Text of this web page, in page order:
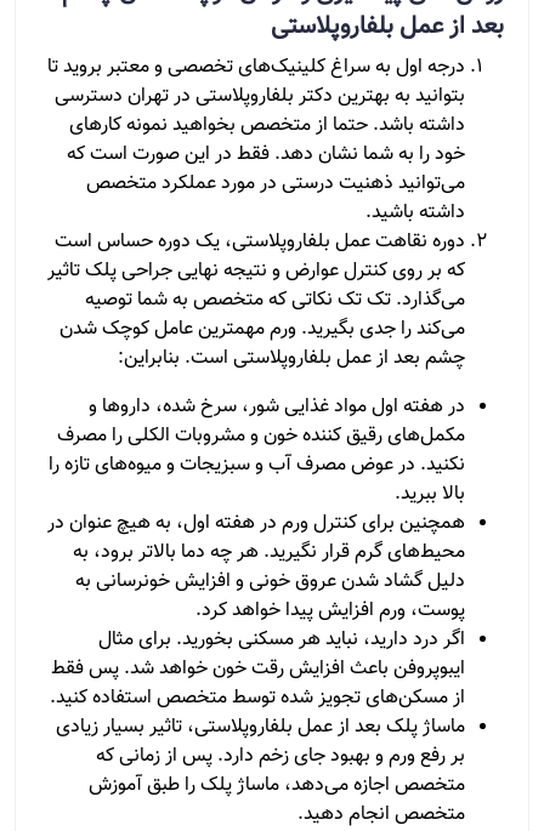
بعد از عمل بلفاروپلاستی
درجه اول به سراغ کلینیک‌های تخصصی و معتبر بروید تا
بتوانید به بهترین دکتر بلفاروپلاستی در تهران دسترسی
داشته باشد. حتما از متخصص بخواهید نمونه کارهای
خود را به شما نشان دهد. فقط در این صورت است که
می‌توانید ذهنیت درستی در مورد عملکرد متخصص
داشته باشید.
دوره نقاهت عمل بلفاروپلاستی، یک دوره حساس است
که بر روی کنترل عوارض و نتیجه نهایی جراحی پلک تاثیر
می‌گذارد. تک تک نکاتی که متخصص به شما توصیه
می‌کند را جدی بگیرید. ورم مهمترین عامل کوچک شدن
چشم بعد از عمل بلفاروپلاستی است. بنابراین:
در هفته اول مواد غذایی شور، سرخ شده، داروها و
مکمل‌های رقیق کننده خون و مشروبات الکلی را مصرف
نکنید. در عوض مصرف آب و سبزیجات و میوه‌های تازه را
بالا ببرید.
همچنین برای کنترل ورم در هفته اول، به هیچ عنوان در
محیط‌های گرم قرار نگیرید. هر چه دما بالاتر برود، به
دلیل گشاد شدن عروق خونی و افزایش خونرسانی به
پوست، ورم افزایش پیدا خواهد کرد.
اگر درد دارید، نباید هر مسکنی بخورید. برای مثال
ایبوپروفن باعث افزایش رقت خون خواهد شد. پس فقط
از مسکن‌های تجویز شده توسط متخصص استفاده کنید.
ماساژ پلک بعد از عمل بلفاروپلاستی، تاثیر بسیار زیادی
بر رفع ورم و بهبود جای زخم دارد. پس از زمانی که
متخصص اجازه می‌دهد، ماساژ پلک را طبق آموزش
متخصص انجام دهید.